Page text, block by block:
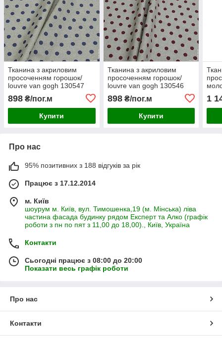
Тканина з акриловим
просоченням горошок/
louvre van gogh 130547
898 ₴/пог.м
Купити
Тканина з акриловим
просоченням горошок/
louvre van gogh 130546
898₴/пог.м
Купити
1
Про нас
95% позитивних з 188 відгуків за рік
Працює з 17.12.2014
м. Київ
шоурум м. Київ, вул. Тимошенка,19 (м. Мінська) ліва
частина фасада будинку рядом Експерт та Алко (графік
роботи з пн по пят з 11,00 до 18,00)., Київ, Україна
Контакти
Сьогодні працює з 08:00 до 20:00
Показати весь графік роботи
Про нас
Контакти